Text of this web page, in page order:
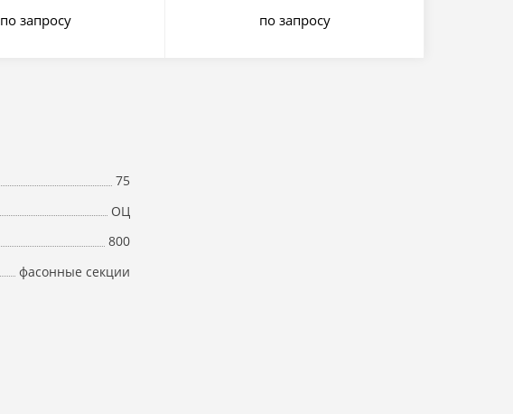
по запросу по запросу
75
ОЦ
800
фасонные секции